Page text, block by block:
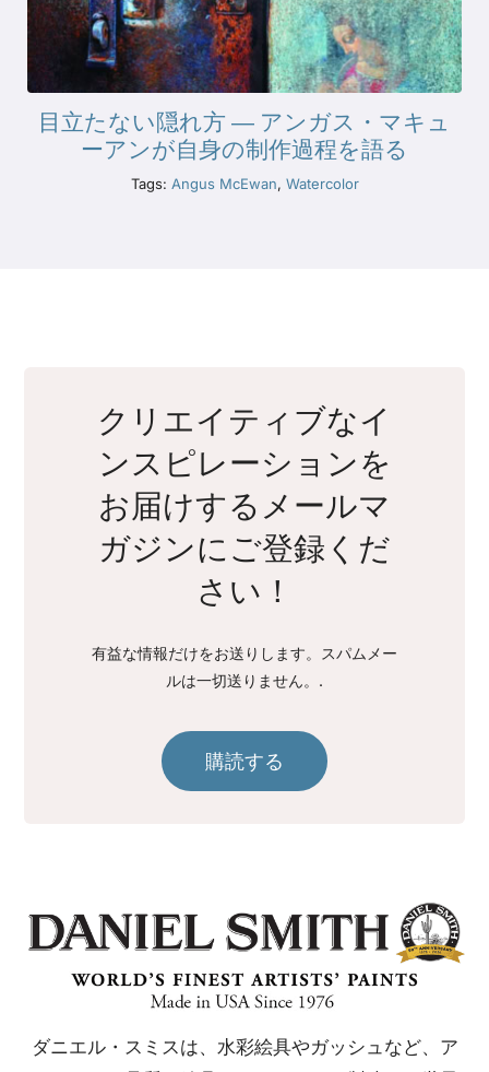
目立たない隠れ方 ― アンガス・マキュ
ーアンが自身の制作過程を語る
Tags: Angus McEwan, Watercolor
クリエイティブなイ
ンスピレーションを
お届けするメールマ
ガジンにご登録くだ
さい！
有益な情報だけをお送りします。スパムメー
ルは一切送りません。.
購読する
ダニエル・スミスは、水彩絵具やガッシュなど、ア